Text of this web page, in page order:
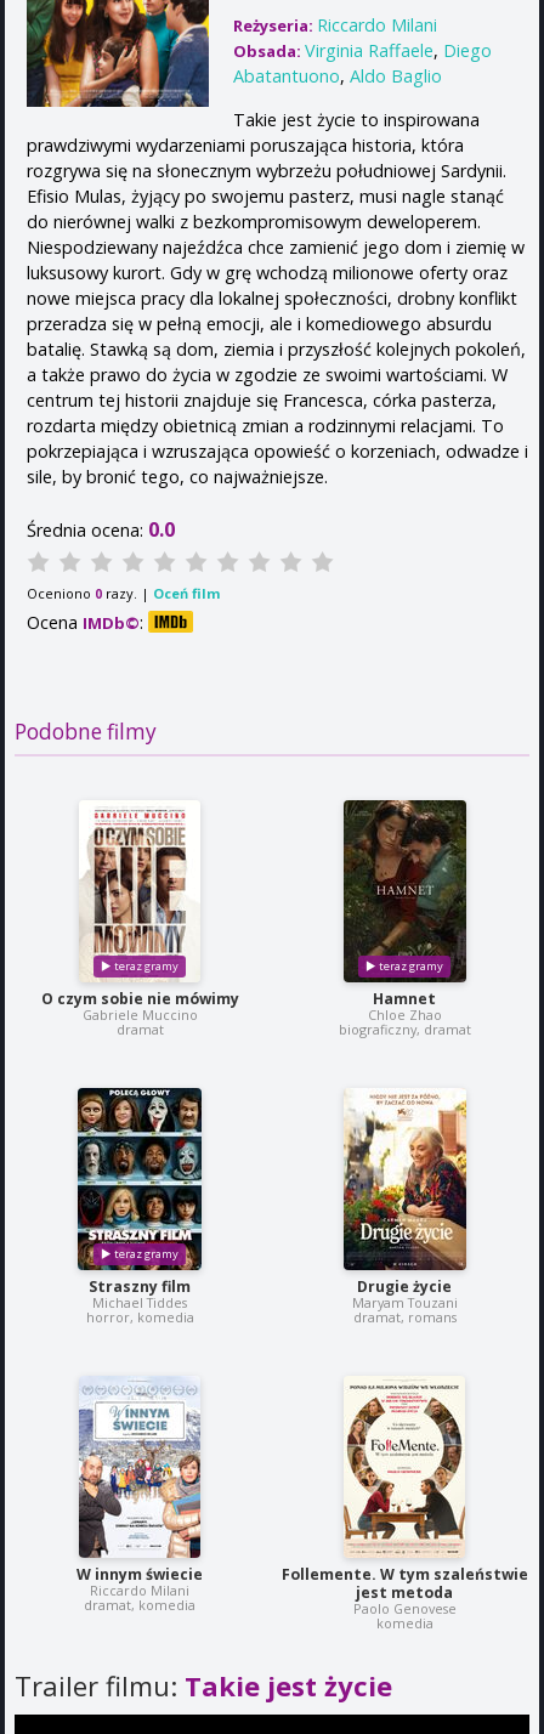
Reżyseria: Riccardo Milani
Obsada: Virginia Raffaele, Diego
Abatantuono, Aldo Baglio
Takie jest życie to inspirowana
prawdziwymi wydarzeniami poruszająca historia, która
rozgrywa się na słonecznym wybrzeżu południowej Sardynii.
Efisio Mulas, żyjący po swojemu pasterz, musi nagle stanąć
do nierównej walki z bezkompromisowym deweloperem.
Niespodziewany najeźdźca chce zamienić jego dom i ziemię w
luksusowy kurort. Gdy w grę wchodzą milionowe oferty oraz
nowe miejsca pracy dla lokalnej społeczności, drobny konflikt
przeradza się w pełną emocji, ale i komediowego absurdu
batalię. Stawką są dom, ziemia i przyszłość kolejnych pokoleń,
a także prawo do życia w zgodzie ze swoimi wartościami. W
centrum tej historii znajduje się Francesca, córka pasterza,
rozdarta między obietnicą zmian a rodzinnymi relacjami. To
pokrzepiająca i wzruszająca opowieść o korzeniach, odwadze i
sile, by bronić tego, co najważniejsze.
Średnia ocena: 0.0
Oceniono 0 razy. | Oceń film
Ocena IMDb©:
Podobne filmy
O czym sobie nie mówimy
Gabriele Muccino
dramat
Hamnet
Chloe Zhao
biograficzny, dramat
Straszny film
Michael Tiddes
horror, komedia
Drugie życie
Maryam Touzani
dramat, romans
W innym świecie
Riccardo Milani
dramat, komedia
Follemente. W tym szaleństwie
jest metoda
Paolo Genovese
komedia
Trailer filmu: Takie jest życie